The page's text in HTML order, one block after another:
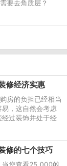
要去角质层？
修经济实惠
房的负担已经相当
，这自然会考虑
过装饰并处于经
。 我从一些省钱
修的七个技巧
当您查看25,000的